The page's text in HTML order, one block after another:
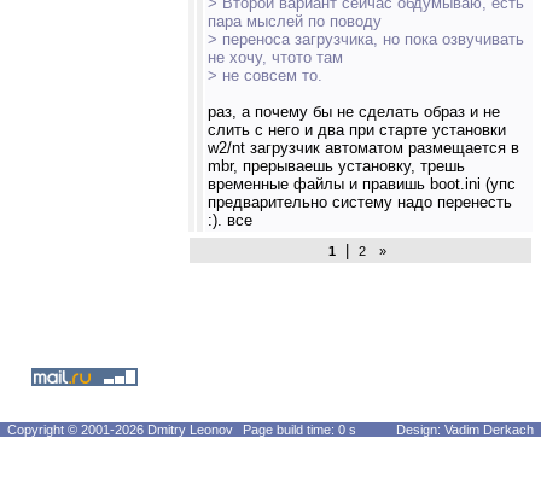
пара мыслей по поводу
> переноса загрузчика, но пока озвучивать
не хочу, чтото там
> не совсем то.
раз, а почему бы не сделать образ и не
слить с него и два при старте установки
w2/nt загрузчик автоматом размещается в
mbr, прерываешь установку, трешь
временные файлы и правишь boot.ini (упс
предварительно систему надо перенесть
:). все
1| 2 »
Copyright © 2001-2026 Dmitry Leonov Page build time: 0 s Design: Vadim Derkach